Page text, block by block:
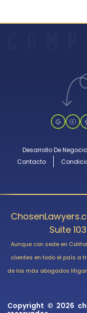
Desarrollo De
Contacto
Suite
Aunque con sede en
clientes en todo el país a
de los más abogados
Copyright © 2026